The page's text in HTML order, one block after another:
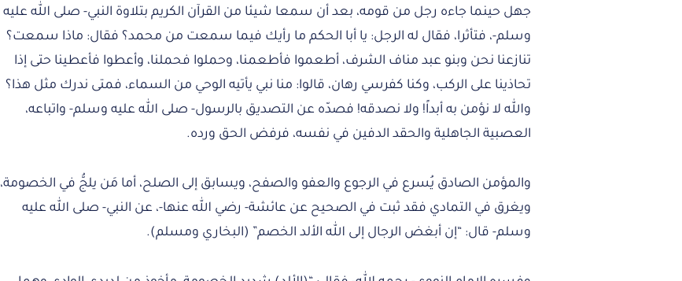
جهل حينما جاءه رجل من قومه، بعد أن سمعا شيئا من القرآن الكريم بتلاوة النبي- صلى الله عليه
وسلم-، فتأثرا، فقال له الرجل: يا أبا الحكم ما رأيك فيما سمعت من محمد؟ فقال: ماذا سمعت؟
تنازعنا نحن وبنو عبد مناف الشرف، أطعموا فأطعمنا، وحملوا فحملنا، وأعطوا فأعطينا حتى إذا
تحاذينا على الركب، وكنا كفرسي رهان، قالوا: منا نبي يأتيه الوحي من السماء، فمتى ندرك مثل هذا؟
والله لا نؤمن به أبداً! ولا نصدقه! فصدّه عن التصديق بالرسول- صلى الله عليه وسلم- واتباعه،
العصبية الجاهلية والحقد الدفين في نفسه، فرفض الحق ورده.
والمؤمن الصادق يُسرع في الرجوع والعفو والصفح، ويسابق إلى الصلح، أما مَن يلجُّ في الخصومة،
ويغرق في التمادي فقد ثبت في الصحيح عن عائشة- رضي الله عنها-، عن النبي- صلى الله عليه
وسلم- قال: “إن أبغض الرجال إلى الله الألد الخصم” (البخاري ومسلم).